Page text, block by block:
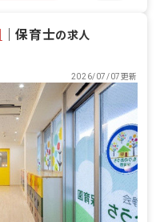
｜保育士の求人
2026/07/07更新